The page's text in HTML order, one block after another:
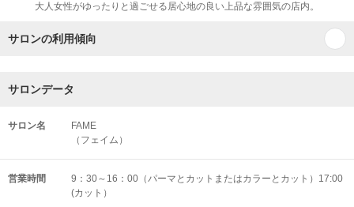
大人女性がゆったりと過ごせる居心地の良い上品な雰囲気の店内。
サロンの利用傾向
サロンデータ
サロン名
FAME
（フェイム）
営業時間
9：30～16：00（パーマとカットまたはカラーとカット）17:00
(カット）